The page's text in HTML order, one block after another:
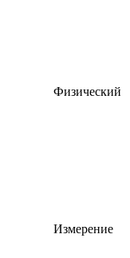
Физический
Измерение